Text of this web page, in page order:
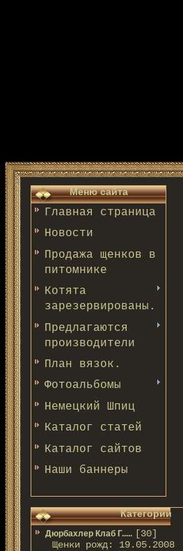
Меню сайта
Главная страница
Новости
Продажа щенков в
питомнике
Котята
зарезервированы.
Предлагаются
производители
План вязок.
Фотоальбомы
Немецкий Шпиц
Каталог статей
Каталог сайтов
Наши баннеры
Категории
Дюрбахлер Клаб Г..... [30]
Щенки рожд: 19.05.2008